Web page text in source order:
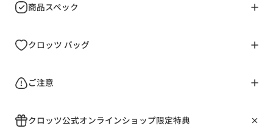
商品スペック
クロッツ バッグ
ご注意
クロッツ公式オンラインショップ限定特典